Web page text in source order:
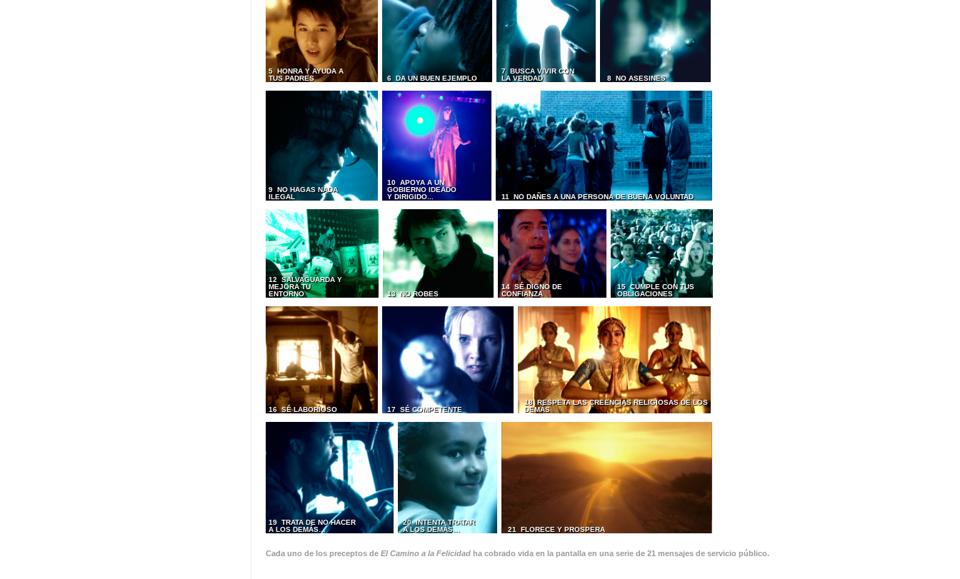
5 HONRA Y AYUDA A
TUS PADRES
6 DA UN BUEN EJEMPLO
7 BUSCA VIVIR CON
LA VERDAD
8 NO ASESINES
9 NO HAGAS NADA
ILEGAL
10 APOYA A UN
GOBIERNO IDEADO
Y DIRIGIDO...
11 NO DAÑES A UNA PERSONA DE BUENA VOLUNTAD
12 SALVAGUARDA Y
MEJORA TU
ENTORNO
13 NO ROBES
14 SÉ DIGNO DE
CONFIANZA
15 CUMPLE CON TUS
OBLIGACIONES
16 SÉ LABORIOSO 17 SÉ COMPETENTE
18 RESPETA LAS CREENCIAS RELIGIOSAS DE LOS
DEMÁS
19 TRATA DE NO HACER
A LOS DEMÁS…
20 INTENTA TRATAR
A LOS DEMÁS…
21 FLORECE Y PROSPERA
Cada uno de los preceptos de El Camino a la Felicidad ha cobrado vida en la pantalla en una serie de 21 mensajes de servicio público.